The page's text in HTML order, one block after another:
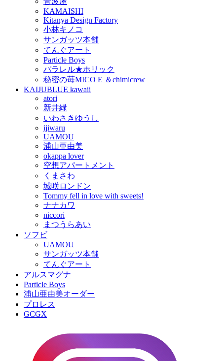
KAMAISHI
Kitanya Design Factory
小林キノコ
サンガッツ本舗
てんぐアート
Particle Boys
パラレル★ホリック
秘密の苺MICO E ＆chimicrew
KAIJUBLUE kawaii
atori
新井緑
いわさきゆうし
ijiwaru
UAMOU
浦山亜由美
okappa lover
空想アパートメント
くまさわ
城咲ロンドン
Tommy fell in love with sweets!
ナナカワ
niccori
まつうらあい
ソフビ
UAMOU
サンガッツ本舗
てんぐアート
アルスマグナ
Particle Boys
浦山亜由美オーダー
プロレス
GCGX